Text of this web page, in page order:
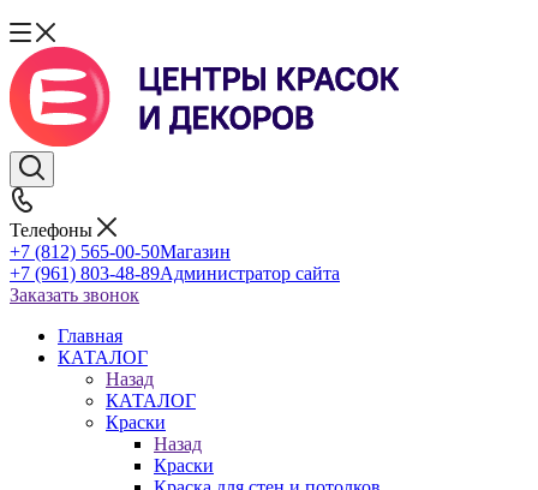
Телефоны
+7 (812) 565-00-50Магазин
+7 (961) 803-48-89Администратор сайта
Заказать звонок
Главная
КАТАЛОГ
Назад
КАТАЛОГ
Краски
Назад
Краски